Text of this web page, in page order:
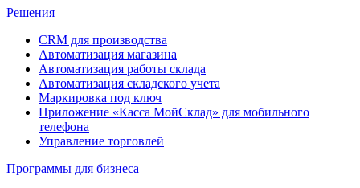
Решения
CRM для производства
Автоматизация магазина
Автоматизация работы склада
Автоматизация складского учета
Маркировка под ключ
Приложение «Касса МойСклад» для мобильного
телефона
Управление торговлей
Программы для бизнеса